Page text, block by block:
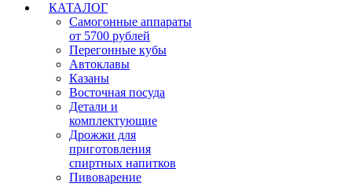
КАТАЛОГ
Самогонные аппараты
от 5700 рублей
Перегонные кубы
Автоклавы
Казаны
Восточная посуда
Детали и
комплектующие
Дрожжи для
приготовления
спиртных напитков
Пивоварение